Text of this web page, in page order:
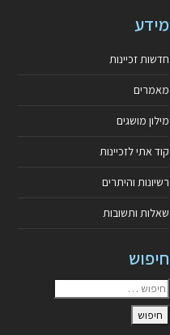
מידע
חדשות זכיינות
מאמרים
מילון מושגים
קוד אתי לזכיינות
רשיונות והיתרים
שאלות ותשובות
חיפוש